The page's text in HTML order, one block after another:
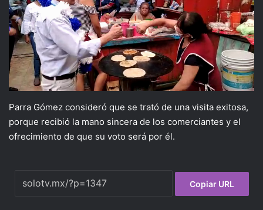
Parra Gómez consideró que se trató de una visita exitosa,
porque recibió la mano sincera de los comerciantes y el
ofrecimiento de que su voto será por él.
Copiar URL